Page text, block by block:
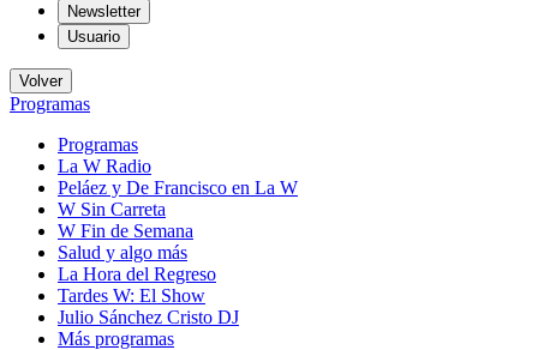
Newsletter
Usuario
Volver
Programas
Programas
La W Radio
Peláez y De Francisco en La W
W Sin Carreta
W Fin de Semana
Salud y algo más
La Hora del Regreso
Tardes W: El Show
Julio Sánchez Cristo DJ
Más programas